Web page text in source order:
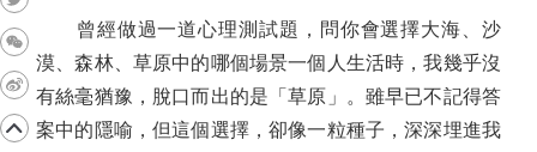
曾經做過一道心理測試題，問你會選擇大海、沙
漠、森林、草原中的哪個場景一個人生活時，我幾乎沒
有絲毫猶豫，脫口而出的是「草原」。雖早已不記得答
案中的隱喻，但這個選擇，卻像一粒種子，深深埋進我